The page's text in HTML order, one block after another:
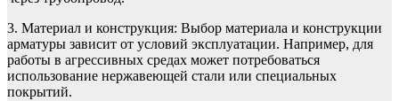
3. Материал и конструкция: Выбор материала и конструкции
арматуры зависит от условий эксплуатации. Например, для
работы в агрессивных средах может потребоваться
использование нержавеющей стали или специальных
покрытий.